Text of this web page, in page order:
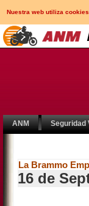
Nuestra web utiliza
ANM Seguridad
La Brammo
16 de